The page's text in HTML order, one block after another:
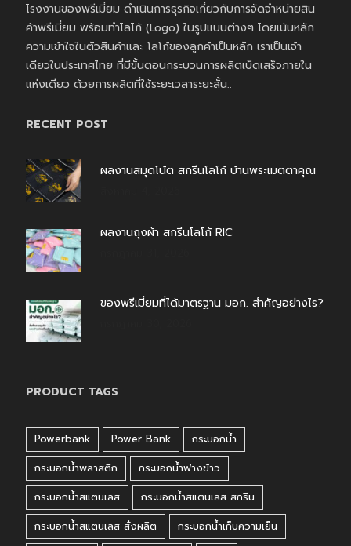
โรงงานของพรีเมี่ยม ดำเนินการธุรกิจเกี่ยวกับการจัดจำหน่ายสิน
ค้าพรีเมี่ยม พร้อมทำโลโก้ (Logo) ในรูปแบบต่างๆ โดยเน้นหลัก
ความเข้าใจในตัวสินค้าและ โลโก้ของลูกค้าเป็นหลัก เราเป็นเจ้า
เดียวในประเทศไทย ที่มีขั้นตอนกระบวนการผลิตเบ็ดเสร็จภายใน
แห่งเดียว ด้วยการผลิตที่ใช้ระยะเวลาระยะสั้น..
RECENT POST
ผลงานสมุดโน้ต สกรีนโลโก้ บ้านพระเมตตาคุณ
ผลงานถุงผ้า สกรีนโลโก้ RIC
ของพรีเมี่ยมที่ได้มาตรฐาน มอก. สำคัญอย่างไร?
PRODUCT TAGS
Powerbank Power Bank
กระบอกน้ำ
กระบอกน้ำพลาสติก
กระบอกน้ำฟางข้าว
กระบอกน้ำสแตนเลส
กระบอกน้ำสแตนเลส สกรีน
กระบอกน้ำสแตนเลส สั่งผลิต
กระบอกน้ำเก็บความเย็น